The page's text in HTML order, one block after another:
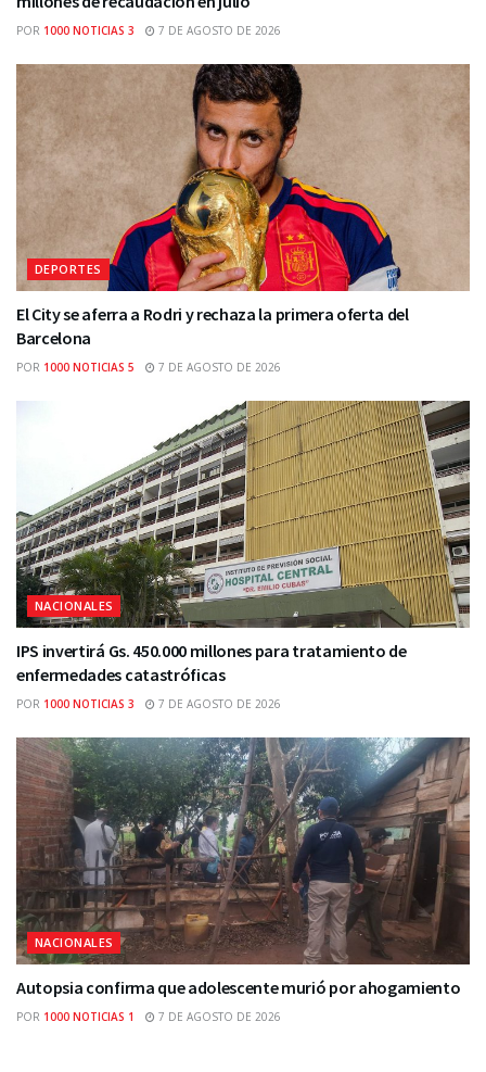
POR 1000 NOTICIAS 3 7 DE AGOSTO DE 2026
DEPORTES
El City se aferra a Rodri y rechaza la primera oferta del
Barcelona
POR 1000 NOTICIAS 5 7 DE AGOSTO DE 2026
NACIONALES
IPS invertirá Gs. 450.000 millones para tratamiento de
enfermedades catastróficas
POR 1000 NOTICIAS 3 7 DE AGOSTO DE 2026
NACIONALES
Autopsia confirma que adolescente murió por ahogamiento
POR 1000 NOTICIAS 1 7 DE AGOSTO DE 2026